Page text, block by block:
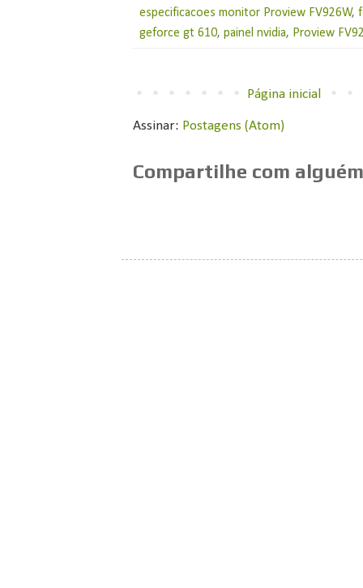
especificacoes monitor Proview FV926W,
geforce gt 610,painel nvidia, Proview
Página inicial
Assinar: Postagens (Atom)
Compartilhe com